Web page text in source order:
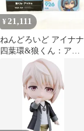
¥21,111
ねんどろいど アイナナ
四葉環&狼くん：アッ
シュセット